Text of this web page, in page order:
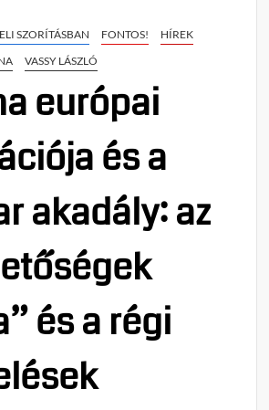
SZORÍTÁSBAN FONTOS!
HÍREK
VASSY LÁSZLÓ
európai
és a
akadály: az
és a régi